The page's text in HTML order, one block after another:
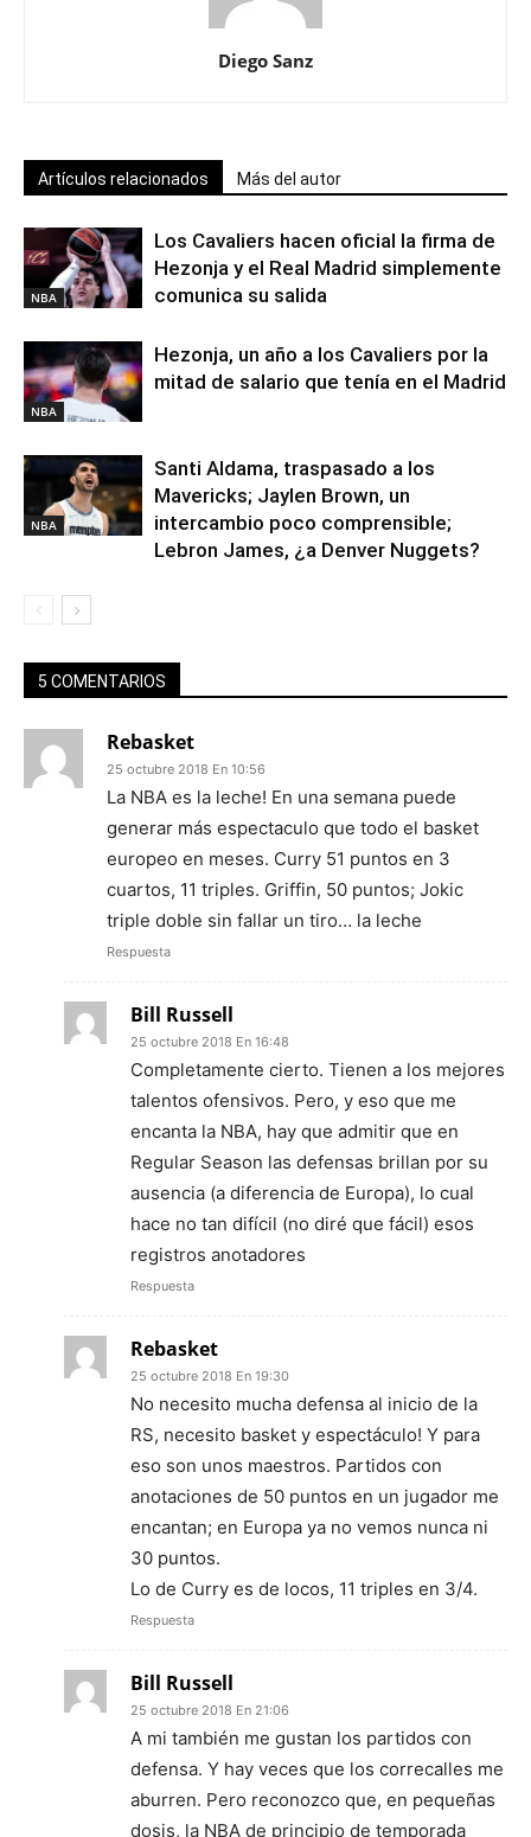
Diego Sanz
Artículos relacionados Más del autor
NBA
Los Cavaliers hacen oficial la firma de
Hezonja y el Real Madrid simplemente
comunica su salida
NBA
Hezonja, un año a los Cavaliers por la
mitad de salario que tenía en el Madrid
NBA
Santi Aldama, traspasado a los
Mavericks; Jaylen Brown, un
intercambio poco comprensible;
Lebron James, ¿a Denver Nuggets?
5 COMENTARIOS
Rebasket
25 octubre 2018 En 10:56
La NBA es la leche! En una semana puede
generar más espectaculo que todo el basket
europeo en meses. Curry 51 puntos en 3
cuartos, 11 triples. Griffin, 50 puntos; Jokic
triple doble sin fallar un tiro… la leche
Respuesta
Bill Russell
25 octubre 2018 En 16:48
Completamente cierto. Tienen a los mejores
talentos ofensivos. Pero, y eso que me
encanta la NBA, hay que admitir que en
Regular Season las defensas brillan por su
ausencia (a diferencia de Europa), lo cual
hace no tan difícil (no diré que fácil) esos
registros anotadores
Respuesta
Rebasket
25 octubre 2018 En 19:30
No necesito mucha defensa al inicio de la
RS, necesito basket y espectáculo! Y para
eso son unos maestros. Partidos con
anotaciones de 50 puntos en un jugador me
encantan; en Europa ya no vemos nunca ni
30 puntos.
Lo de Curry es de locos, 11 triples en 3/4.
Respuesta
Bill Russell
25 octubre 2018 En 21:06
A mi también me gustan los partidos con
defensa. Y hay veces que los correcalles me
aburren. Pero reconozco que, en pequeñas
dosis, la NBA de principio de temporada